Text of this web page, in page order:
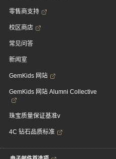
零售商支持
校区商店
常见问答
新闻室
GemKids 网站
GemKids 网站 Alumni Collective
珠宝质量保证基准v
4C 钻石品质标准